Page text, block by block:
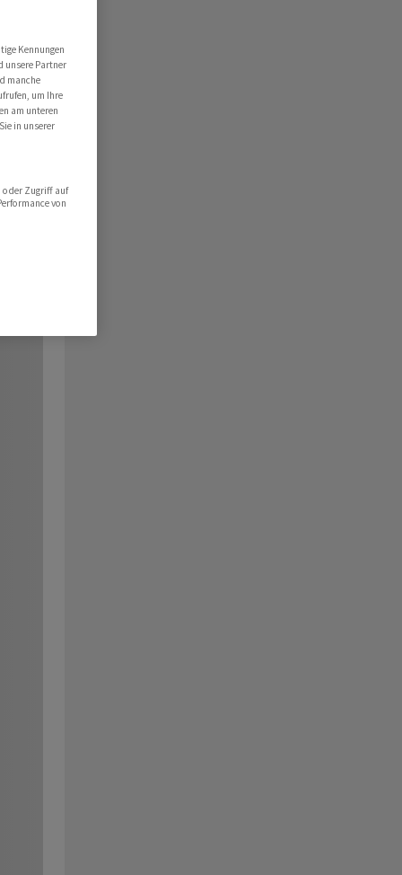
Kennungen
unsere Partner
manche
um Ihre
am unteren
in unserer
oder Zugriff auf
von